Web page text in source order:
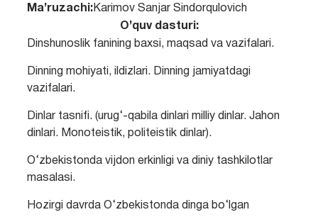
Ma’ruzachi:Karimov Sanjar Sindorqulovich
O’quv dasturi:
Dinshunoslik fanining baxsi, maqsad va vazifalari.
Dinning mohiyati, ildizlari. Dinning jamiyatdagi
vazifalari.
Dinlar tasnifi. (urug‘-qabila dinlari milliy dinlar. Jahon
dinlari. Monoteistik, politeistik dinlar).
O‘zbekistonda vijdon erkinligi va diniy tashkilotlar
masalasi.
Hozirgi davrda O‘zbekistonda dinga bo‘lgan